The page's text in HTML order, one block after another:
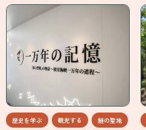
歴史を学ぶ 観光する 鮭の聖地